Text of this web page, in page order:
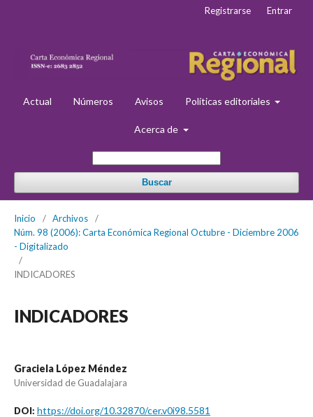
Actual Números Avisos Políticas editoriales
Acerca de
Buscar
Registrarse Entrar
Inicio / Archivos
/
Núm. 98 (2006): Carta Económica Regional Octubre - Diciembre 2006
- Digitalizado
/
INDICADORES
INDICADORES
Graciela López Méndez
Universidad de Guadalajara
DOI: https://doi.org/10.32870/cer.v0i98.5581